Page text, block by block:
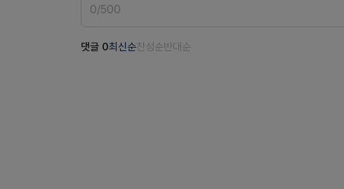
0/500
댓글 0최신순찬성순반대순